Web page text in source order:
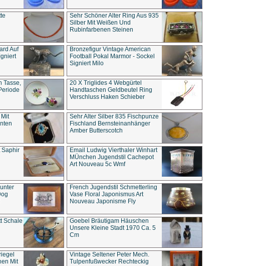
Sehr Schöner Alter Ring Aus 935
Silber Mit Weißen Und
Rubinfarbenen Steinen
Auf
Bronzefigur Vintage American
Football Pokal Marmor - Sockel
Signiert Milo
Tasse,
20 X Triglides 4 Webgürtel
Handtaschen Geldbeutel Ring
Verschluss Haken Schieber
Sehr Alter Silber 835 Fischpunze
Fischland Bernsteinanhänger
Amber Butterscotch
Saphir
Email Ludwig Vierthaler Winhart
MÜnchen Jugendstil Cachepot
Art Nouveau 5c Wmf
French Jugendstil Schmetterling
Vase Floral Japonismus Art
Nouveau Japonisme Fly
Schale
Goebel Bräutigam Häuschen
Unsere Kleine Stadt 1970 Ca. 5
Cm
Mit
Vintage Seltener Peter Mech.
Tulpenfußwecker Rechteckig